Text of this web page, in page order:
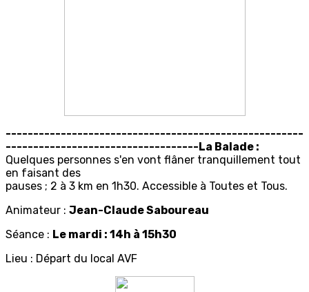
------------------------------------------------------
-----------------------------------La Balade :
Quelques personnes s'en vont flâner tranquillement tout
en faisant des
pauses ; 2 à 3 km en 1h30. Accessible à Toutes et Tous.
Animateur : Jean-Claude Saboureau
Séance : Le mardi : 14h à 15h30
Lieu : Départ du local AVF